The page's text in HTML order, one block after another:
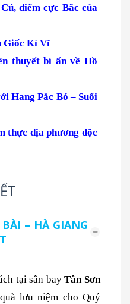
điểm cực Bắc của
Giốc Kì Vĩ
thuyết bí ẩn về Hồ
Hang Pắc Bó – Suối
thực địa phương độc
– HÀ GIANG
tại sân bayTân Sơn
lưu niệm cho Quý